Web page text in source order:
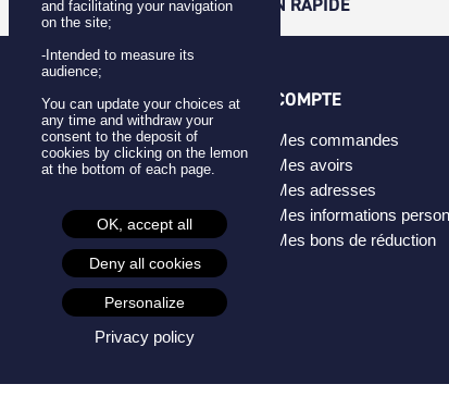
CATÉGORIES
Badges
Pins
Créateurs
COMPTE
Mes commandes
Mes avoirs
Mes adresses
Mes informations
Mes bons de réduction
and facilitating your navigation
on the site;
-Intended to measure its
audience;
You can update your choices at
any time and withdraw your
consent to the deposit of
cookies by clicking on the lemon
at the bottom of each page.
OK, accept all
Deny all cookies
Personalize
Privacy policy